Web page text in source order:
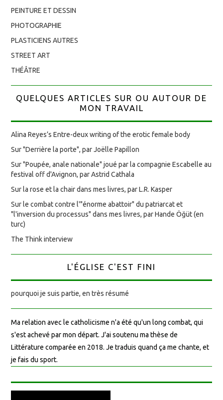
PEINTURE ET DESSIN
PHOTOGRAPHIE
PLASTICIENS AUTRES
STREET ART
THÉÂTRE
QUELQUES ARTICLES SUR OU AUTOUR DE
MON TRAVAIL
Alina Reyes’s Entre-deux writing of the erotic female body
Sur "Derrière la porte", par Joëlle Papillon
Sur "Poupée, anale nationale" joué par la compagnie Escabelle au
festival off d'Avignon, par Astrid Cathala
Sur la rose et la chair dans mes livres, par L.R. Kasper
Sur le combat contre l'"énorme abattoir" du patriarcat et
"l'inversion du processus" dans mes livres, par Hande Öğüt (en
turc)
The Think interview
L'ÉGLISE C'EST FINI
pourquoi je suis partie, en très résumé
Ma relation avec le catholicisme n'a été qu'un long combat, qui
s'est achevé par mon départ. J'ai soutenu ma thèse de
Littérature comparée en 2018. Je traduis quand ça me chante, et
je fais du sport.